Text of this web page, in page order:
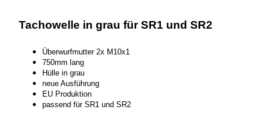
Tachowelle in grau für SR1 und SR2
Überwurfmutter 2x M10x1
750mm lang
Hülle in grau
neue Ausführung
EU Produktion
passend für SR1 und SR2